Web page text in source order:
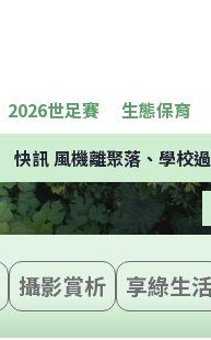
2026世足賽 生態保育
快訊風機離聚落、學校
攝影賞析 享綠生活